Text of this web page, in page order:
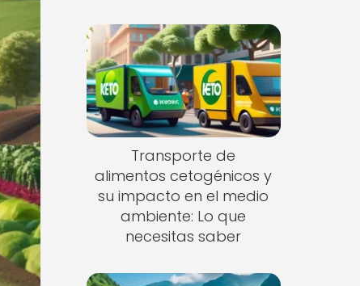
Transporte de
alimentos cetogénicos y
su impacto en el medio
ambiente: Lo que
necesitas saber